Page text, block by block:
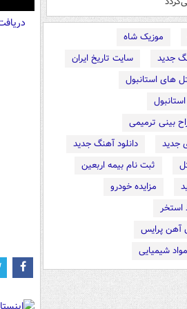
موزیک شاه
جدید
سایت تاریخ ایران
های استانبول
بینی ترمیمی
جدید
دانلود آهنگ جدید
ثبت نام بیمه اربعین
مزایده خودرو
استخر
آهن پرایس
شیمیایی